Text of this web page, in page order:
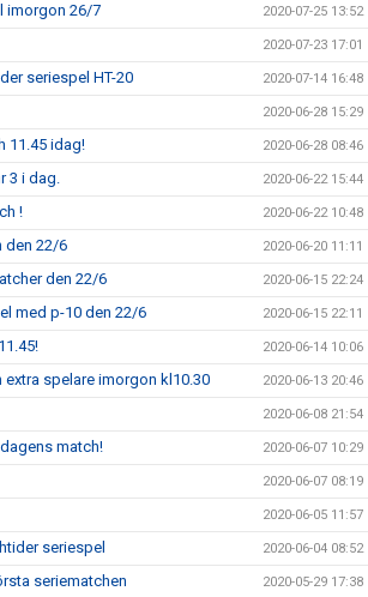
imorgon 26/7 2020-07-25 13:52
2020-07-23 17:01
seriespel HT-20 2020-07-14 16:48
2020-06-28 15:29
11.45 idag! 2020-06-28 08:46
3 i dag. 2020-06-22 15:44
! 2020-06-22 10:48
den 22/6 2020-06-20 11:11
den 22/6 2020-06-15 22:24
med p-10 den 22/6 2020-06-15 22:11
2020-06-14 10:06
extra spelare imorgon kl10.30 2020-06-13 20:46
2020-06-08 21:54
match! 2020-06-07 10:29
2020-06-07 08:19
2020-06-05 11:57
seriespel 2020-06-04 08:52
seriematchen 2020-05-29 17:38